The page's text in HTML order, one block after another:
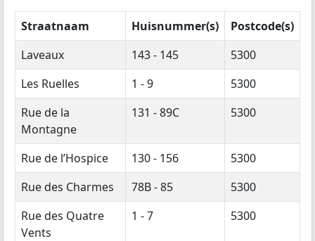
Straatnaam Huisnummer(s)
Postcode(s)
Laveaux
143 - 145
5300
Les Ruelles
1 - 9
5300
Rue de la
Montagne
131 - 89C 5300
Rue de l’Hospice 130 - 156
5300
Rue des Charmes
78B - 85
5300
Rue des Quatre
Vents
1 - 7 5300